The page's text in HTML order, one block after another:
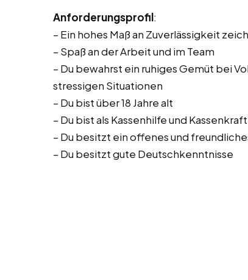
Anforderungsprofil:
– Ein hohes Maß an Zuverlässigkeit
– Spaß an der Arbeit und im Team
– Du bewahrst ein ruhiges Gemüt bei
stressigen Situationen
– Du bist über 18 Jahre alt
– Du bist als Kassenhilfe und
– Du besitzt ein offenes und
– Du besitzt gute Deutschkenntnisse